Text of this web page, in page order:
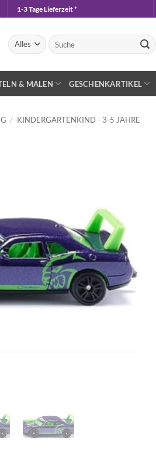
1-3 Tage Lieferzeit *
Suchen
nach:
& MALEN GESCHENKARTIKEL
/ KINDERGARTENKIND - 3-5 JAHRE